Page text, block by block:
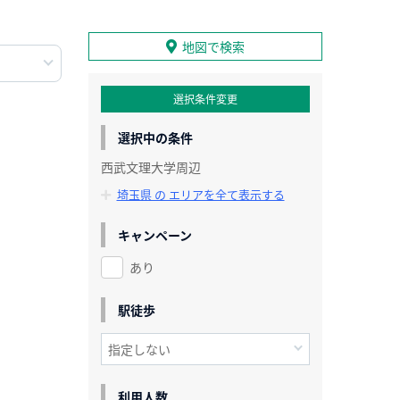
地図で検索
選択条件変更
選択中の条件
西武文理大学周辺
埼玉県 の エリアを全て表示する
キャンペーン
あり
駅徒歩
利用人数